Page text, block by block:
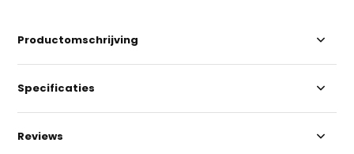
Productomschrijving
Specificaties
Reviews